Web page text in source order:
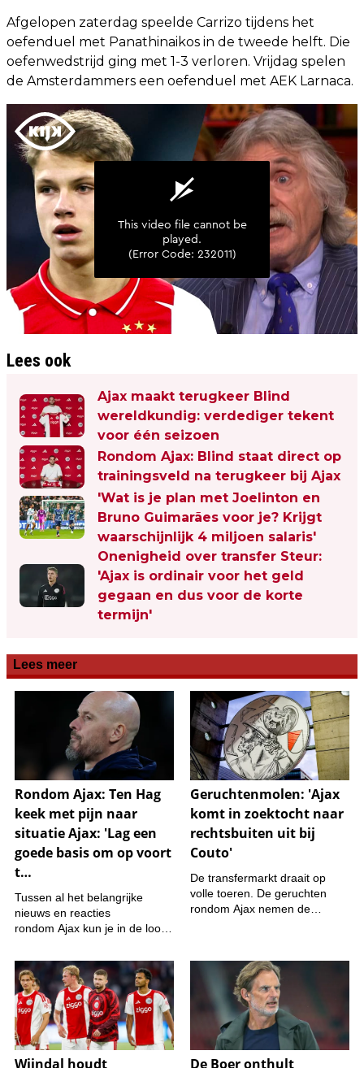
Afgelopen zaterdag speelde Carrizo tijdens het
oefenduel met Panathinaikos in de tweede helft. Die
oefenwedstrijd ging met 1-3 verloren. Vrijdag spelen
de Amsterdammers een oefenduel met AEK Larnaca.
Lees ook
Ajax maakt terugkeer Blind
wereldkundig: verdediger tekent
voor één seizoen
Rondom Ajax: Blind staat direct op
trainingsveld na terugkeer bij Ajax
'Wat is je plan met Joelinton en
Bruno Guimarães voor je? Krijgt
waarschijnlijk 4 miljoen salaris'
Onenigheid over transfer Steur:
'Ajax is ordinair voor het geld
gegaan en dus voor de korte
termijn'